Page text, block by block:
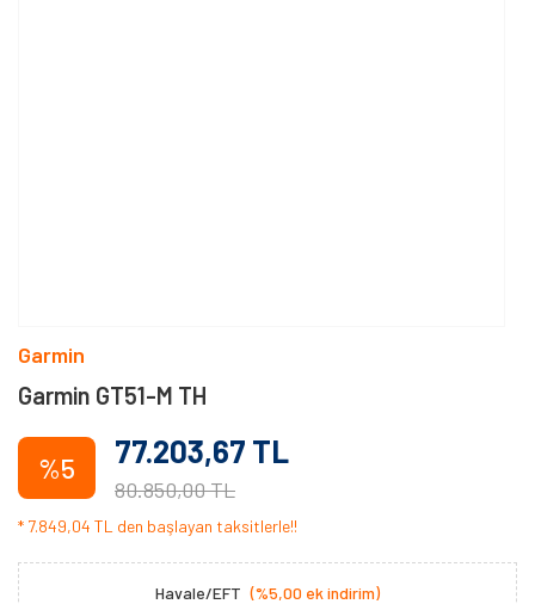
Garmin
Garmin GT51-M TH
%5 77.203,67 TL
80.850,00 TL
* 7.849,04 TL den başlayan taksitlerle!!
Havale/EFT (%5,00 ek indirim)